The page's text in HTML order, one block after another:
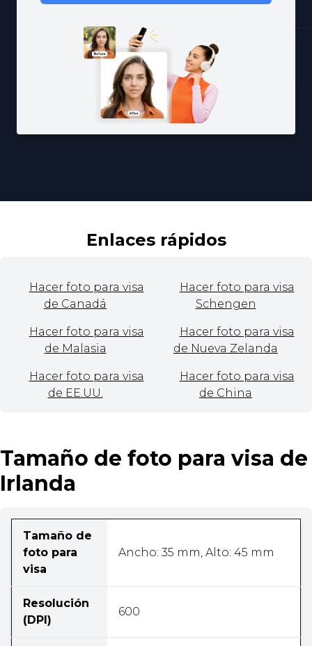
Enlaces rápidos
Hacer foto para visa
de Canadá
Hacer foto para visa
Schengen
Hacer foto para visa
de Malasia
Hacer foto para visa
de Nueva Zelanda
Hacer foto para visa
de EE.UU.
Hacer foto para visa
de China
Tamaño de foto para visa de
Irlanda
Tamaño de
foto para
visa
Ancho: 35 mm, Alto: 45 mm
Resolución
(DPI)
600